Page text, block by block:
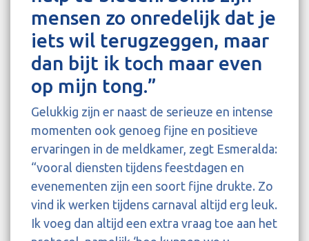
mensen zo onredelijk dat je
iets wil terugzeggen, maar
dan bijt ik toch maar even
op mijn tong.”
Gelukkig zijn er naast de serieuze en intense
momenten ook genoeg fijne en positieve
ervaringen in de meldkamer, zegt Esmeralda:
“vooral diensten tijdens feestdagen en
evenementen zijn een soort fijne drukte. Zo
vind ik werken tijdens carnaval altijd erg leuk.
Ik voeg dan altijd een extra vraag toe aan het